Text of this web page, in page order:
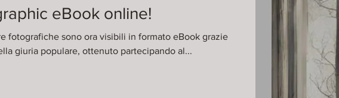
eBook online!
fotografiche sono ora visibili in formato eBook grazie
al premio della giuria populare, ottenuto partecipando al...